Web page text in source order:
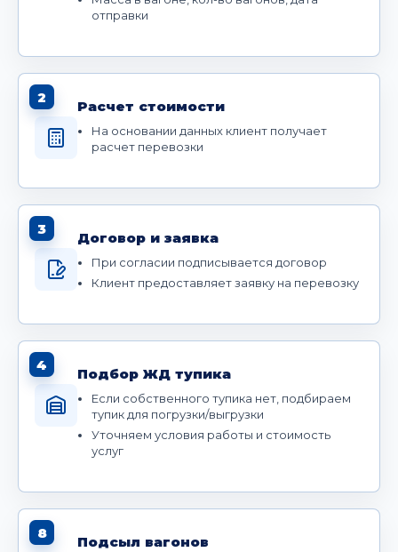
отправки
2
Расчет стоимости
На основании данных клиент получает
расчет перевозки
3
Договор и заявка
При согласии подписывается договор
Клиент предоставляет заявку на перевозку
4
Подбор ЖД тупика
Если собственного тупика нет, подбираем
тупик для погрузки/выгрузки
Уточняем условия работы и стоимость
услуг
8
Подсыл вагонов